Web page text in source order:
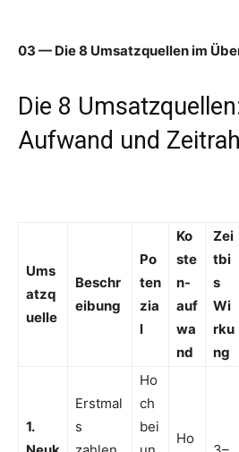
03 — Die 8 Umsatzquellen im
Die 8
Aufwand und
Ums
atzq
uelle
Beschr
eibung
Po
ten
zia
l
Ko
ste
n-
auf
wa
nd
Zei
tbi
s
Wi
rku
ng
1.
Erstmal
s
Ho
ch
bei
Ho